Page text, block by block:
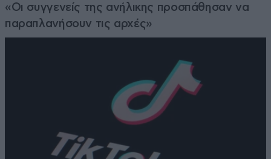
«Οι συγγενείς της ανήλικης προσπάθησαν να
παραπλανήσουν τις αρχές»